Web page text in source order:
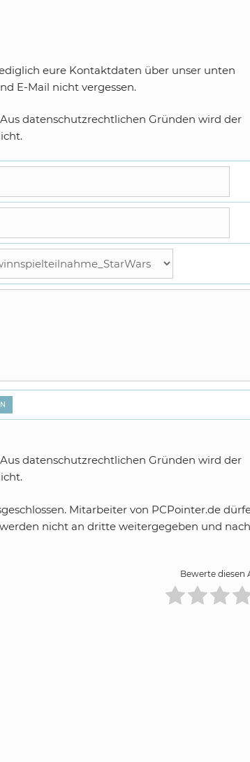
eure Kontaktdaten über unser unten
E-Mail nicht vergessen.
datenschutzrechtlichen Gründen wird der
datenschutzrechtlichen Gründen wird der
Mitarbeiter von PCPointer.de
nicht an dritte weitergegeben und nach
Bewerte diesen